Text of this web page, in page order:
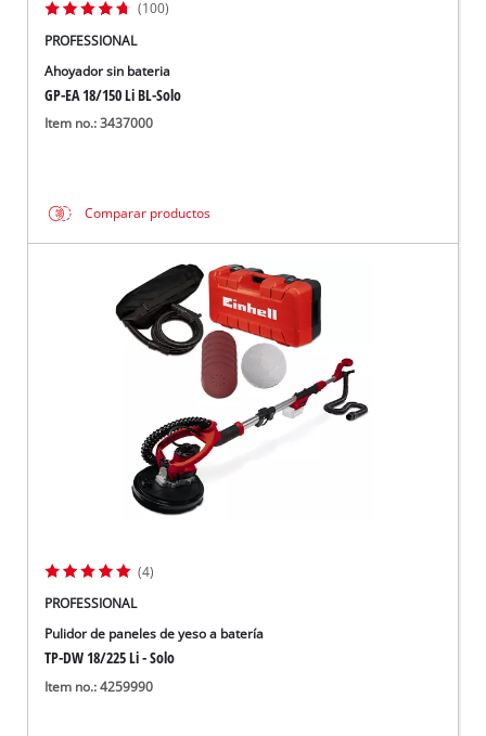
(100)
PROFESSIONAL
Ahoyador sin bateria
GP-EA 18/150 Li BL-Solo
Item no.: 3437000
Comparar productos
(4)
PROFESSIONAL
Pulidor de paneles de yeso a batería
TP-DW 18/225 Li - Solo
Item no.: 4259990